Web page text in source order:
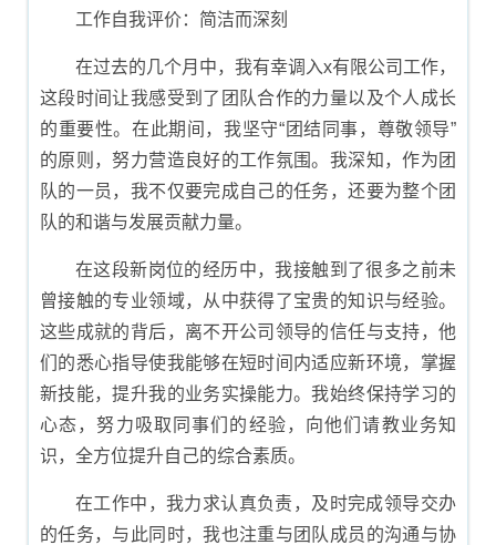
工作自我评价：简洁而深刻
在过去的几个月中，我有幸调入x有限公司工作，
这段时间让我感受到了团队合作的力量以及个人成长
的重要性。在此期间，我坚守“团结同事，尊敬领导”
的原则，努力营造良好的工作氛围。我深知，作为团
队的一员，我不仅要完成自己的任务，还要为整个团
队的和谐与发展贡献力量。
在这段新岗位的经历中，我接触到了很多之前未
曾接触的专业领域，从中获得了宝贵的知识与经验。
这些成就的背后，离不开公司领导的信任与支持，他
们的悉心指导使我能够在短时间内适应新环境，掌握
新技能，提升我的业务实操能力。我始终保持学习的
心态，努力吸取同事们的经验，向他们请教业务知
识，全方位提升自己的综合素质。
在工作中，我力求认真负责，及时完成领导交办
的任务，与此同时，我也注重与团队成员的沟通与协